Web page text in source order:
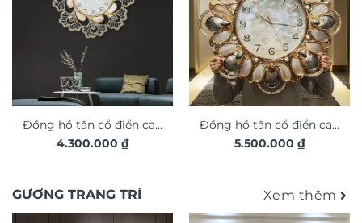
Đồng hồ tân cổ điển cao
cấp trang trí nội thất
4.300.000 ₫
Đồng hồ tân cổ điển cao
cấp trang trí nội thất
5.500.000 ₫
GƯƠNG TRANG TRÍ Xem thêm